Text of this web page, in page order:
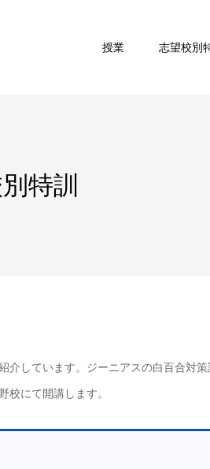
授業 志望校別
特訓
介しています。ジーニアスの白百合対
校にて開講します。